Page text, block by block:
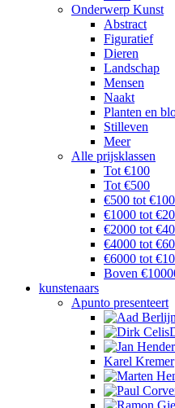
Onderwerp Kunst
Abstract
Figuratief
Dieren
Landschap
Mensen
Naakt
Planten en
Stilleven
Meer
Alle prijsklassen
Tot €100
Tot €500
€500 tot
€1000 tot
€2000 tot
€4000 tot
€6000 tot
Boven
kunstenaars
Apunto presenteert
Karel Kremer